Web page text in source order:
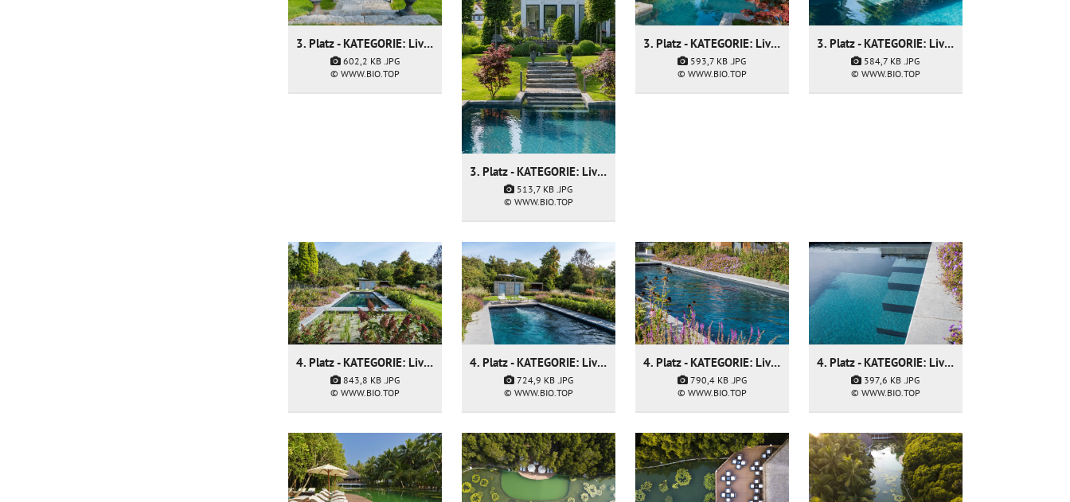
3. Platz - KATEGORIE: Living Pool - Firma: Hortien der Gartendoktor
602,2 KB .JPG
© WWW.BIO.TOP
3. Platz - KATEGORIE: Living Pool - Firma: Hortien der Gartendoktor
513,7 KB .JPG
© WWW.BIO.TOP
3. Platz - KATEGORIE: Living Pool - Firma: Hortien der Gartendoktor
593,7 KB .JPG
© WWW.BIO.TOP
3. Platz - KATEGORIE: Living Pool - Firma: Hortien der Gartendoktor
584,7 KB .JPG
© WWW.BIO.TOP
4. Platz - KATEGORIE: Living Pool - Firma: Geonet bvba
843,8 KB .JPG
© WWW.BIO.TOP
4. Platz - KATEGORIE: Living Pool - Firma: Geonet bvba
724,9 KB .JPG
© WWW.BIO.TOP
4. Platz - KATEGORIE: Living Pool - Firma: Geonet bvba
790,4 KB .JPG
© WWW.BIO.TOP
4. Platz - KATEGORIE: Living Pool - Firma: Geonet bvba
397,6 KB .JPG
© WWW.BIO.TOP